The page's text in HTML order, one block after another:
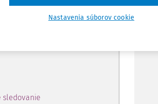
získajte prístup na 10
obsahu:
sledovanie
Nastavenia súborov cookie